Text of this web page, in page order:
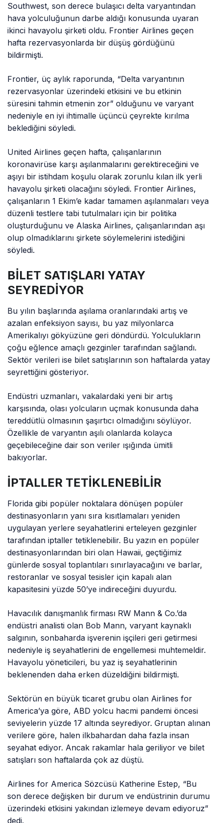
Southwest, son derece bulaşıcı delta varyantından
hava yolculuğunun darbe aldığı konusunda uyaran
ikinci havayolu şirketi oldu. Frontier Airlines geçen
hafta rezervasyonlarda bir düşüş gördüğünü
bildirmişti.
Frontier, üç aylık raporunda, “Delta varyantının
rezervasyonlar üzerindeki etkisini ve bu etkinin
süresini tahmin etmenin zor” olduğunu ve varyant
nedeniyle en iyi ihtimalle üçüncü çeyrekte kırılma
beklediğini söyledi.
United Airlines geçen hafta, çalışanlarının
koronavirüse karşı aşılanmalarını gerektireceğini ve
aşıyı bir istihdam koşulu olarak zorunlu kılan ilk yerli
havayolu şirketi olacağını söyledi. Frontier Airlines,
çalışanların 1 Ekim’e kadar tamamen aşılanmaları veya
düzenli testlere tabi tutulmaları için bir politika
oluşturduğunu ve Alaska Airlines, çalışanlarından aşı
olup olmadıklarını şirkete söylemelerini istediğini
söyledi.
BİLET SATIŞLARI YATAY
SEYREDİYOR
Bu yılın başlarında aşılama oranlarındaki artış ve
azalan enfeksiyon sayısı, bu yaz milyonlarca
Amerikalıyı gökyüzüne geri döndürdü. Yolculukların
çoğu eğlence amaçlı gezginler tarafından sağlandı.
Sektör verileri ise bilet satışlarının son haftalarda yatay
seyrettiğini gösteriyor.
Endüstri uzmanları, vakalardaki yeni bir artış
karşısında, olası yolcuların uçmak konusunda daha
tereddütlü olmasının şaşırtıcı olmadığını söylüyor.
Özellikle de varyantın aşılı olanlarda kolayca
geçebileceğine dair son veriler ışığında ümitli
bakıyorlar.
İPTALLER TETİKLENEBİLİR
Florida gibi popüler noktalara dönüşen popüler
destinasyonların yanı sıra kısıtlamaları yeniden
uygulayan yerlere seyahatlerini erteleyen gezginler
tarafından iptaller tetiklenebilir. Bu yazın en popüler
destinasyonlarından biri olan Hawaii, geçtiğimiz
günlerde sosyal toplantıları sınırlayacağını ve barlar,
restoranlar ve sosyal tesisler için kapalı alan
kapasitesini yüzde 50’ye indireceğini duyurdu.
Havacılık danışmanlık firması RW Mann & Co.’da
endüstri analisti olan Bob Mann, varyant kaynaklı
salgının, sonbaharda işverenin işçileri geri getirmesi
nedeniyle iş seyahatlerini de engellemesi muhtemeldir.
Havayolu yöneticileri, bu yaz iş seyahatlerinin
beklenenden daha erken düzeldiğini bildirmişti.
Sektörün en büyük ticaret grubu olan Airlines for
America’ya göre, ABD yolcu hacmi pandemi öncesi
seviyelerin yüzde 17 altında seyrediyor. Gruptan alınan
verilere göre, halen ilkbahardan daha fazla insan
seyahat ediyor. Ancak rakamlar hala geriliyor ve bilet
satışları son haftalarda çok az düştü.
Airlines for America Sözcüsü Katherine Estep, “Bu
son derece değişken bir durum ve endüstrinin durumu
üzerindeki etkisini yakından izlemeye devam ediyoruz”
dedi.